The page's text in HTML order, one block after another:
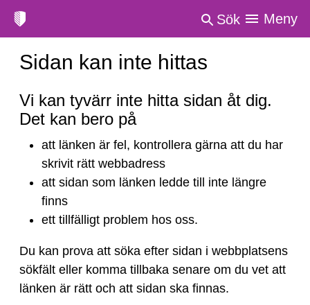
Sök Meny
Sidan kan inte hittas
Sidan
kan
inte
hittas
Vi kan tyvärr inte hitta sidan åt dig.
Det kan bero på
att länken är fel, kontrollera gärna att du har
skrivit rätt webbadress
att sidan som länken ledde till inte längre
finns
ett tillfälligt problem hos oss.
Du kan prova att söka efter sidan i webbplatsens
sökfält eller komma tillbaka senare om du vet att
länken är rätt och att sidan ska finnas.